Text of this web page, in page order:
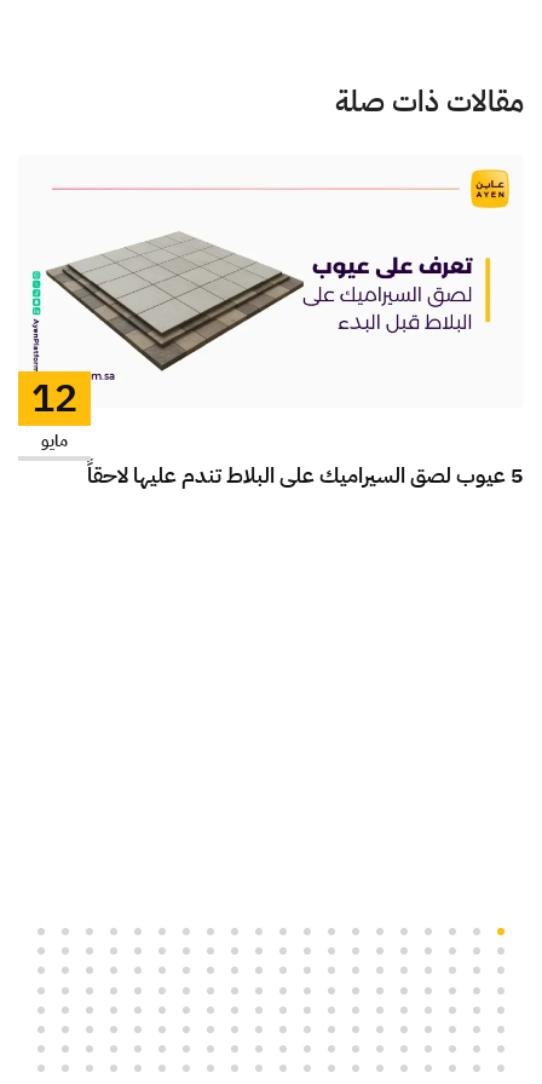
مقالات ذات صلة
5 عيوب لصق السيراميك على البلاط تندم عليها لاحقاً
12
مايو